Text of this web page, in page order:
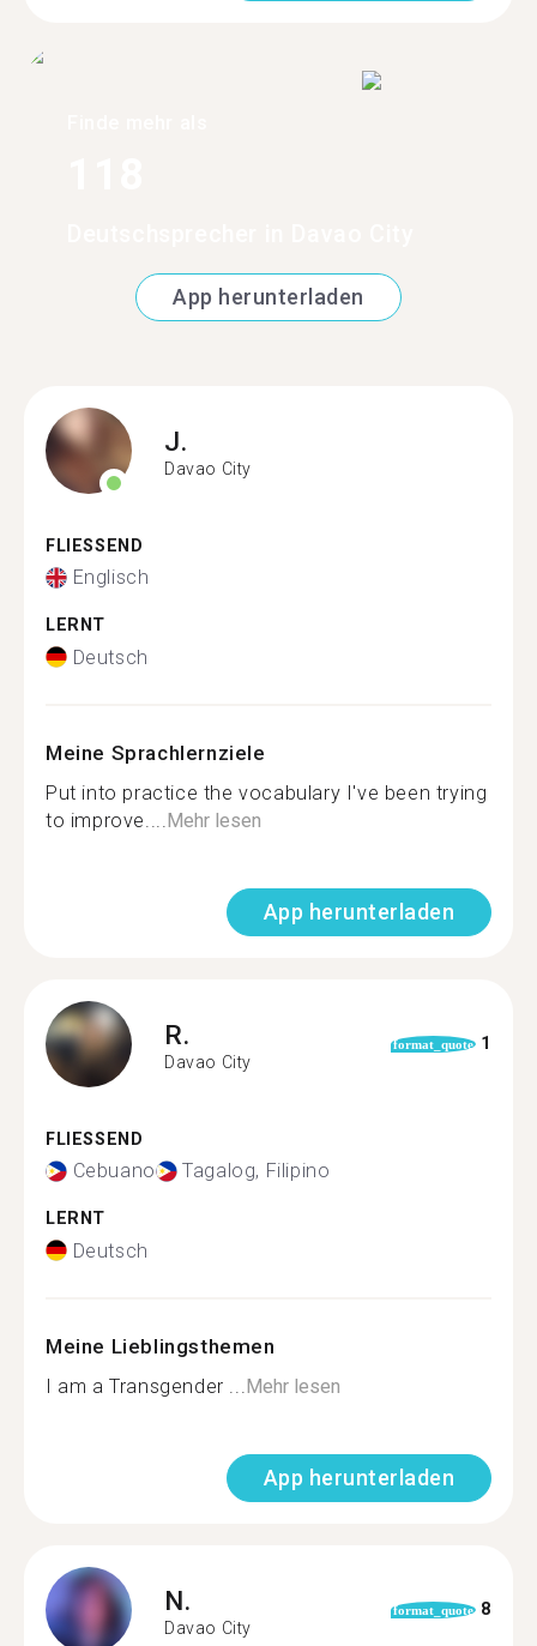
App herunterladen
J.
Davao City
FLIESSEND
Englisch
LERNT
Deutsch
Meine Sprachlernziele
Put into practice the vocabulary I've been trying
to improve.... Mehr lesen
App herunterladen
R.
Davao City
format_quote 1
FLIESSEND
Cebuano Tagalog, Filipino
LERNT
Deutsch
Meine Lieblingsthemen
I am a Transgender ... Mehr lesen
App herunterladen
N.
Davao City
format_quote 8